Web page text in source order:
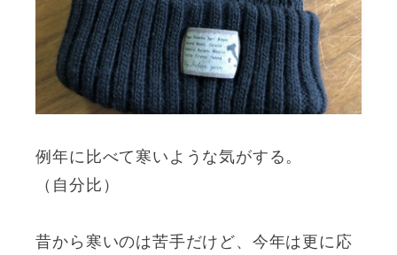
例年に比べて寒いような気がする。
（自分比）
昔から寒いのは苦手だけど、今年は更に応